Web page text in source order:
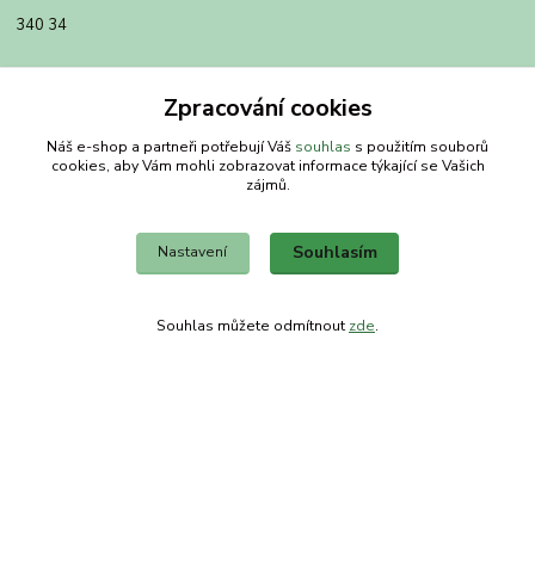
340 34
Zpracování cookies
Náš e-shop a partneři potřebují Váš souhlas s použitím souborů
cookies, aby Vám mohli zobrazovat informace týkající se Vašich
zájmů.
Nastavení Souhlasím
Souhlas můžete odmítnout zde.